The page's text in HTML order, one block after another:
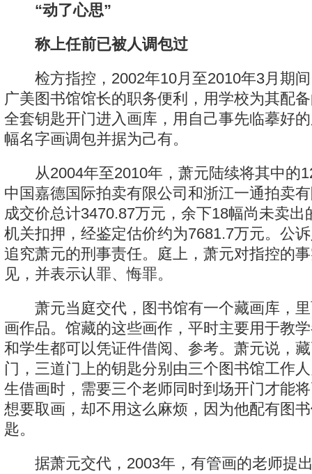
“动了心思”
称上任前已被人调包过
检方指控，2002年10月至2010年3月期间
广美图书馆馆长的职务便利，用学校为其配
全套钥匙开门进入画库，用自己事先临摹好
幅名字画调包并据为己有。
从2004年至2010年，萧元陆续将其中的
中国嘉德国际拍卖有限公司和浙江一通拍卖
成交价总计3470.87万元，余下18幅尚未卖出
机关扣押，经鉴定估价约为7681.7万元。公
追究萧元的刑事责任。庭上，萧元对指控的
见，并表示认罪、悔罪。
萧元当庭交代，图书馆有一个藏画库，里
画作品。馆藏的这些画作，平时主要用于教
和学生都可以凭证件借阅、参考。萧元说，
门，三道门上的钥匙分别由三个图书馆工作
生借画时，需要三个老师同时到场开门才能
想要取画，却不用这么麻烦，因为他配有图
匙。
据萧元交代，2003年，有管画的老师提